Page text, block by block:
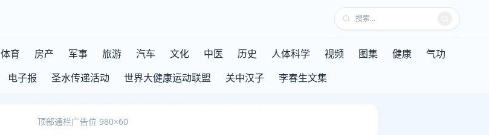
体育 房产 军事 旅游 汽车 文化 中医 历史 人体科学 视频 图集 健康
气功
电子报 圣水传递活动 世界大健康运动联盟 关中汉子 李春生文集
顶部通栏广告位 980×60